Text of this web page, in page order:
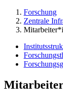
Forschung
Zentrale